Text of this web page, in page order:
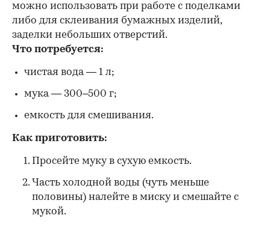
можно использовать при работе с поделками
либо для склеивания бумажных изделий,
заделки небольших отверстий.
Что потребуется:
чистая вода — 1 л;
мука — 300–500 г;
емкость для смешивания.
Как приготовить:
Просейте муку в сухую емкость.
Часть холодной воды (чуть меньше
половины) налейте в миску и смешайте с
мукой.